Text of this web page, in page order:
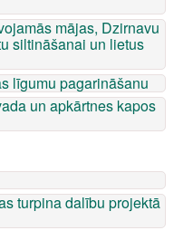
mājas, Dzirnavu
siltināšanai un lietus
līgumu pagarināšanu
un apkārtnes kapos
turpina dalību projektā